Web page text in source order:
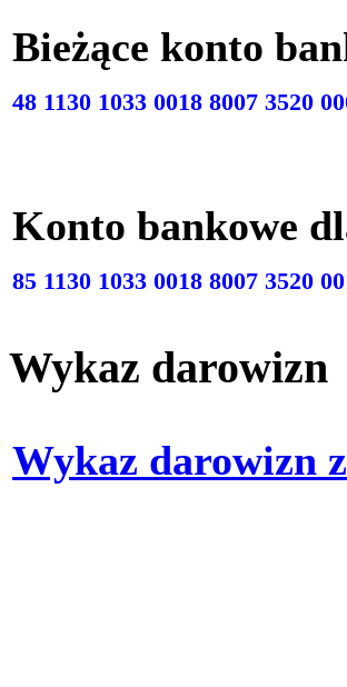
Bieżące konto
48 1130 1033 0018 8007 3520
Konto bankowe
85 1130 1033 0018 8007 3520
Wykaz darowizn
Wykaz darowizn